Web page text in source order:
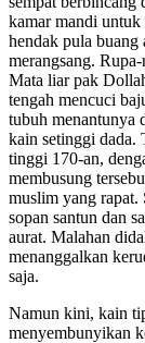
kamar mandi
hendak pula buang
merangsang.
Mata liar pak
tengah mencuci
tubuh menantunya
kain setinggi dada.
tinggi 170-an,
membusung
muslim yang rapat.
sopan santun dan
aurat. Malahan
menanggalkan
saja.
Namun kini, kain
menyembunyikan